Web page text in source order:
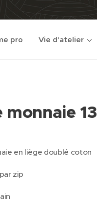
pro Vie d'atelier
monnaie 13
en liège doublé coton
zip